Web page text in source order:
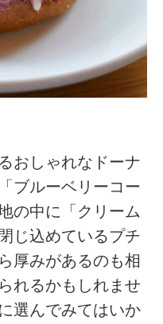
おしゃれなドーナ
ブルーベリーコー
の中に「クリーム
じ込めているプチ
厚みがあるのも相
れるかもしれませ
選んでみてはいか